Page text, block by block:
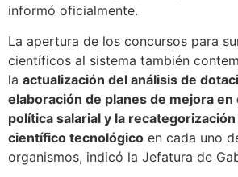
informó oficialmente.
La apertura de los concursos para
científicos al sistema también
la actualización del análisis de
elaboración de planes de mejora en
política salarial y la
científico tecnológico en cada uno
organismos, indicó la Jefatura de